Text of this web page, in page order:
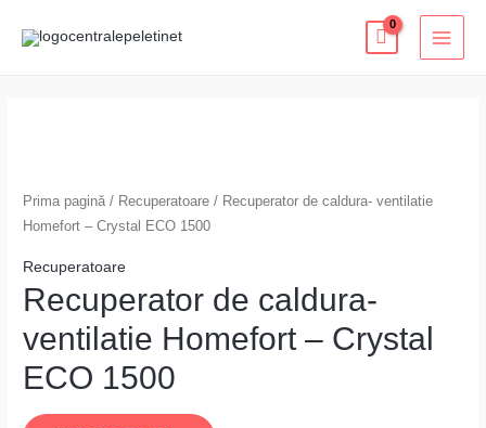
Prima pagină / Recuperatoare / Recuperator de caldura- ventilatie
Homefort – Crystal ECO 1500
Recuperatoare
Recuperator de caldura-
ventilatie Homefort – Crystal
ECO 1500